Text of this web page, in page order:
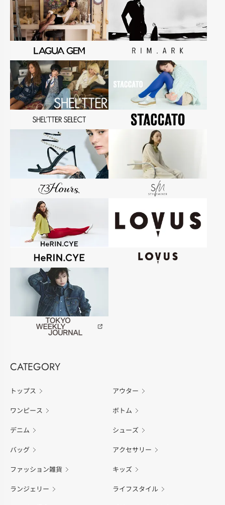
CATEGORY
トップス アウター
ワンピース ボトム
デニム シューズ
バッグ アクセサリー
ファッション雑貨 キッズ
ランジェリー ライフスタイル